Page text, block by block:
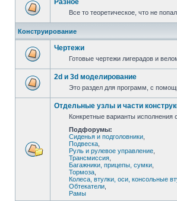
Разное
Все то теоретическое, что не
Конструирование
Чертежи
Готовые чертежи лигерадов и
2d и 3d моделирование
Это раздел для программ, с
Отдельные узлы и части
Конкретные варианты исполнения
Подфорумы:
Сиденья и подголовники
Подвеска
Руль и рулевое управление
Трансмиссия
Багажники, прицепы, сумки
Тормоза
Колеса, втулки, оси, консольные
Обтекатели
Рамы